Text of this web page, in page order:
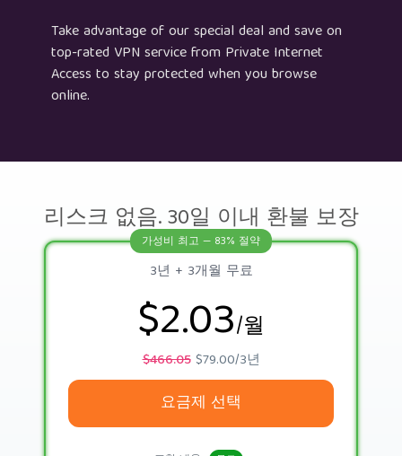
Take advantage of our special deal and save on
top-rated VPN service from Private Internet
Access to stay protected when you browse
online.
리스크 없음. 30일 이내 환불 보장
가성비 최고 — 83% 절약
3년 + 3개월 무료
$2.03/월
$466.05$79.00/3년
요금제 선택